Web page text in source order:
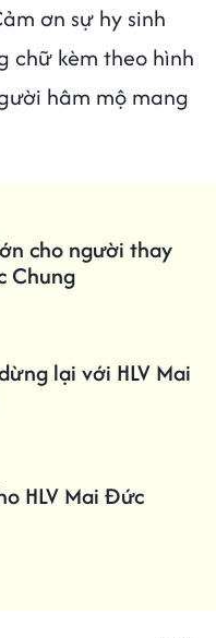
ơn sự hy sinh
chữ kèm theo hình
hâm mộ mang
cho người thay
Chung
lại với HLV Mai
HLV Mai Đức